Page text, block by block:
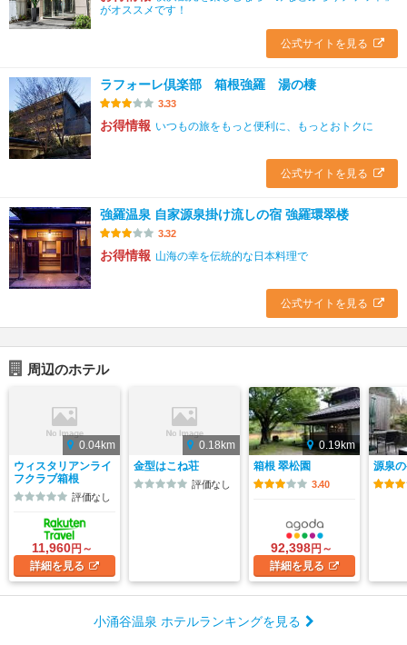
がオススメです！
公式サイトを見る
ラフォーレ倶楽部 箱根強羅 湯の棲
3.33
お得情報 いつもの旅をもっと便利に、もっとおトクに
公式サイトを見る
強羅温泉 自家源泉掛け流しの宿 強羅環翠楼
3.32
お得情報 山海の幸を伝統的な日本料理で
公式サイトを見る
周辺のホテル
0.04km
ウィスタリアンライ
フクラブ箱根
評価なし
11,960円～
詳細を見る
0.18km
金型はこね荘
評価なし
0.19km
箱根 翠松園
3.40
92,398円～
詳細を見る
源泉
小涌谷温泉 ホテルランキングを見る